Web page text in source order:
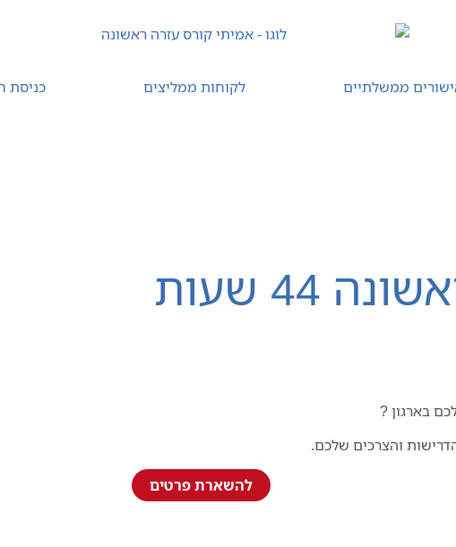
ממשלתיים לקוחות ממליצים כניסת
שעות
בארגון ?
והצרכים שלכם.
להשארת פרטים